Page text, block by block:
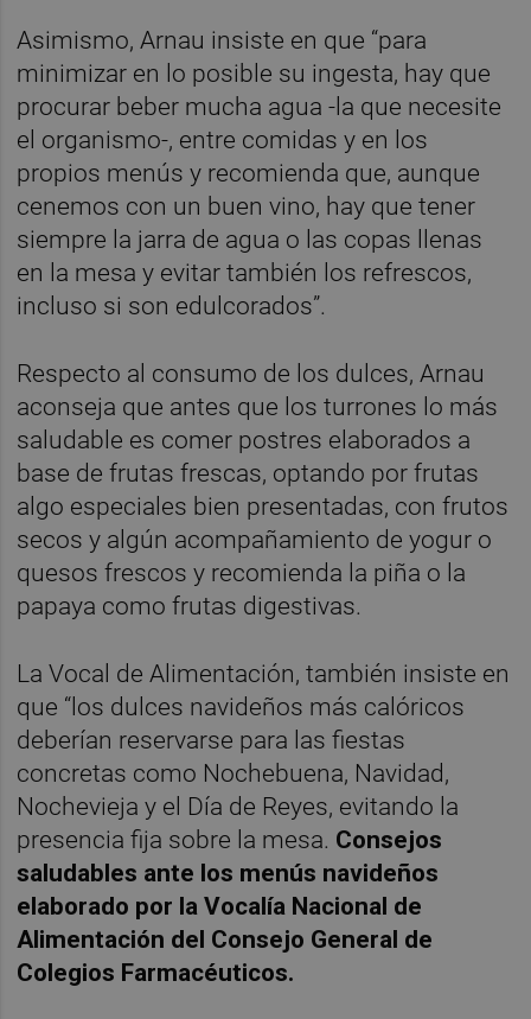
Asimismo, Arnau insiste en que “para
minimizar en lo posible su ingesta, hay que
procurar beber mucha agua -la que necesite
el organismo-, entre comidas y en los
propios menús y recomienda que, aunque
cenemos con un buen vino, hay que tener
siempre la jarra de agua o las copas llenas
en la mesa y evitar también los refrescos,
incluso si son edulcorados”.
Respecto al consumo de los dulces, Arnau
aconseja que antes que los turrones lo más
saludable es comer postres elaborados a
base de frutas frescas, optando por frutas
algo especiales bien presentadas, con frutos
secos y algún acompañamiento de yogur o
quesos frescos y recomienda la piña o la
papaya como frutas digestivas.
La Vocal de Alimentación, también insiste en
que “los dulces navideños más calóricos
deberían reservarse para las fiestas
concretas como Nochebuena, Navidad,
Nochevieja y el Día de Reyes, evitando la
presencia fija sobre la mesa. Consejos
saludables ante los menús navideños
elaborado por la Vocalía Nacional de
Alimentación del Consejo General de
Colegios Farmacéuticos.